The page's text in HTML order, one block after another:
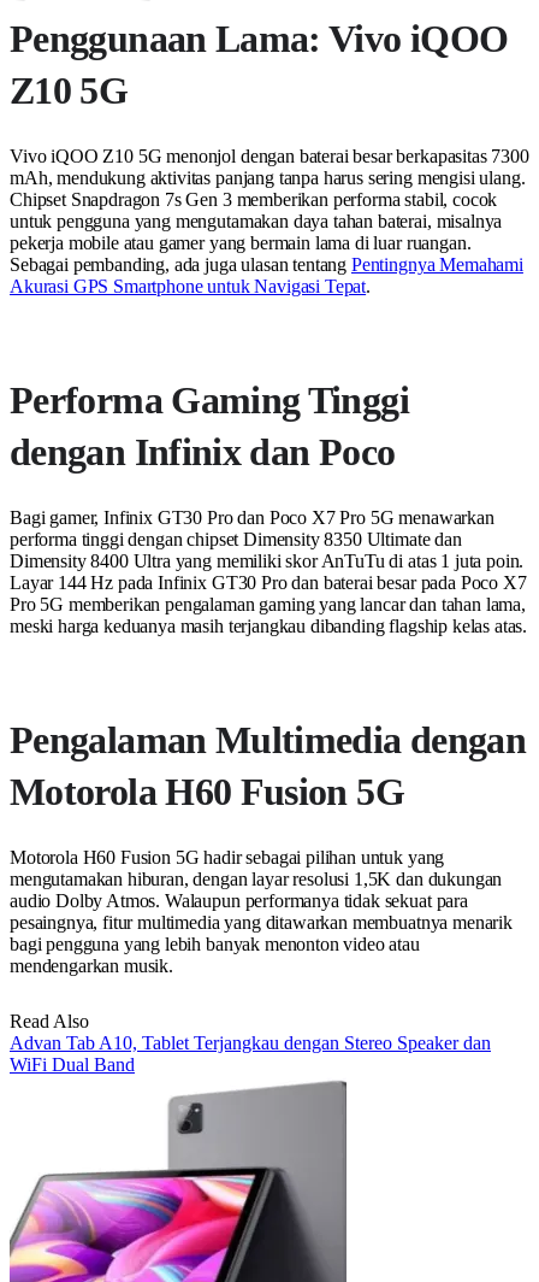
Penggunaan Lama: Vivo iQOO
Z10 5G
Vivo iQOO Z10 5G menonjol dengan baterai besar berkapasitas 7300
mAh, mendukung aktivitas panjang tanpa harus sering mengisi ulang.
Chipset Snapdragon 7s Gen 3 memberikan performa stabil, cocok
untuk pengguna yang mengutamakan daya tahan baterai, misalnya
pekerja mobile atau gamer yang bermain lama di luar ruangan.
Sebagai pembanding, ada juga ulasan tentang Pentingnya Memahami
Akurasi GPS Smartphone untuk Navigasi Tepat.
Performa Gaming Tinggi
dengan Infinix dan Poco
Bagi gamer, Infinix GT30 Pro dan Poco X7 Pro 5G menawarkan
performa tinggi dengan chipset Dimensity 8350 Ultimate dan
Dimensity 8400 Ultra yang memiliki skor AnTuTu di atas 1 juta poin.
Layar 144 Hz pada Infinix GT30 Pro dan baterai besar pada Poco X7
Pro 5G memberikan pengalaman gaming yang lancar dan tahan lama,
meski harga keduanya masih terjangkau dibanding flagship kelas atas.
Pengalaman Multimedia dengan
Motorola H60 Fusion 5G
Motorola H60 Fusion 5G hadir sebagai pilihan untuk yang
mengutamakan hiburan, dengan layar resolusi 1,5K dan dukungan
audio Dolby Atmos. Walaupun performanya tidak sekuat para
pesaingnya, fitur multimedia yang ditawarkan membuatnya menarik
bagi pengguna yang lebih banyak menonton video atau
mendengarkan musik.
Read Also
Advan Tab A10, Tablet Terjangkau dengan Stereo Speaker dan
WiFi Dual Band